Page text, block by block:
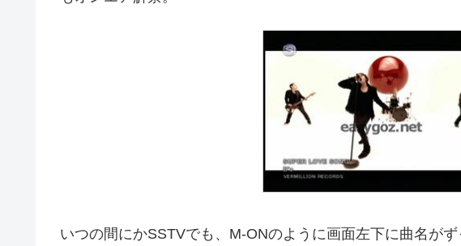
いつの間にかSSTVでも、M-ONのように画面左下に曲名が